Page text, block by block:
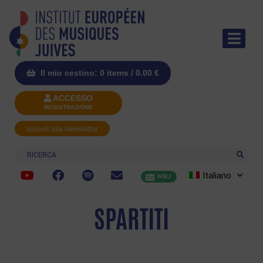
Il mio cestino: 0 items / 0.00 €
ACCESSO
REGISTRAZIONE
Iscriviti alla Newsletter
Ricerca
MRJ Italiano
SPARTITI